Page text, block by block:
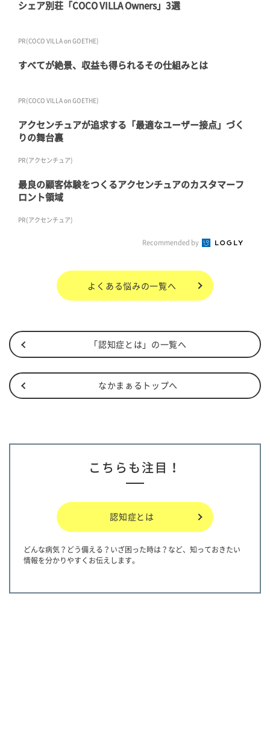
シェア別荘「COCO VILLA Owners」3選
PR(COCO VILLA on GOETHE)
すべてが絶景、収益も得られるその仕組みとは
PR(COCO VILLA on GOETHE)
アクセンチュアが追求する「最適なユーザー接点」づく
りの舞台裏
PR(アクセンチュア)
最良の顧客体験をつくるアクセンチュアのカスタマーフ
ロント領域
PR(アクセンチュア)
Recommended by
よくある悩みの一覧へ
「認知症とは」の一覧へ
なかまぁるトップへ
こちらも注目！
認知症とは
どんな病気？どう備える？いざ困った時は？など、知っておきたい
情報を分かりやすくお伝えします。